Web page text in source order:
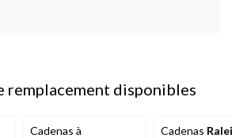
remplacement disponibles
Cadenas à
Cadenas